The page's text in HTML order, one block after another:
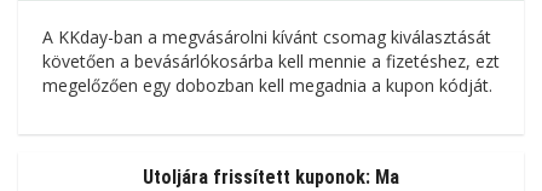
A KKday-ban a megvásárolni kívánt csomag kiválasztását
követően a bevásárlókosárba kell mennie a fizetéshez, ezt
megelőzően egy dobozban kell megadnia a kupon kódját.
Utoljára frissített kuponok: Ma